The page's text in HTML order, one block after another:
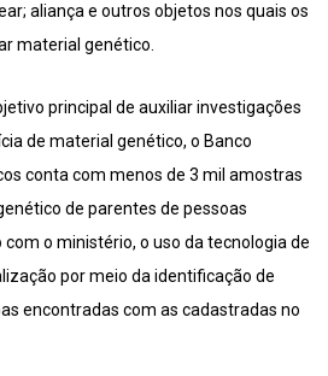
aliança e outros objetos nos quais os
material genético.
principal de auxiliar investigações
de material genético, o Banco
conta com menos de 3 mil amostras
de parentes de pessoas
o ministério, o uso da tecnologia de
por meio da identificação de
encontradas com as cadastradas no